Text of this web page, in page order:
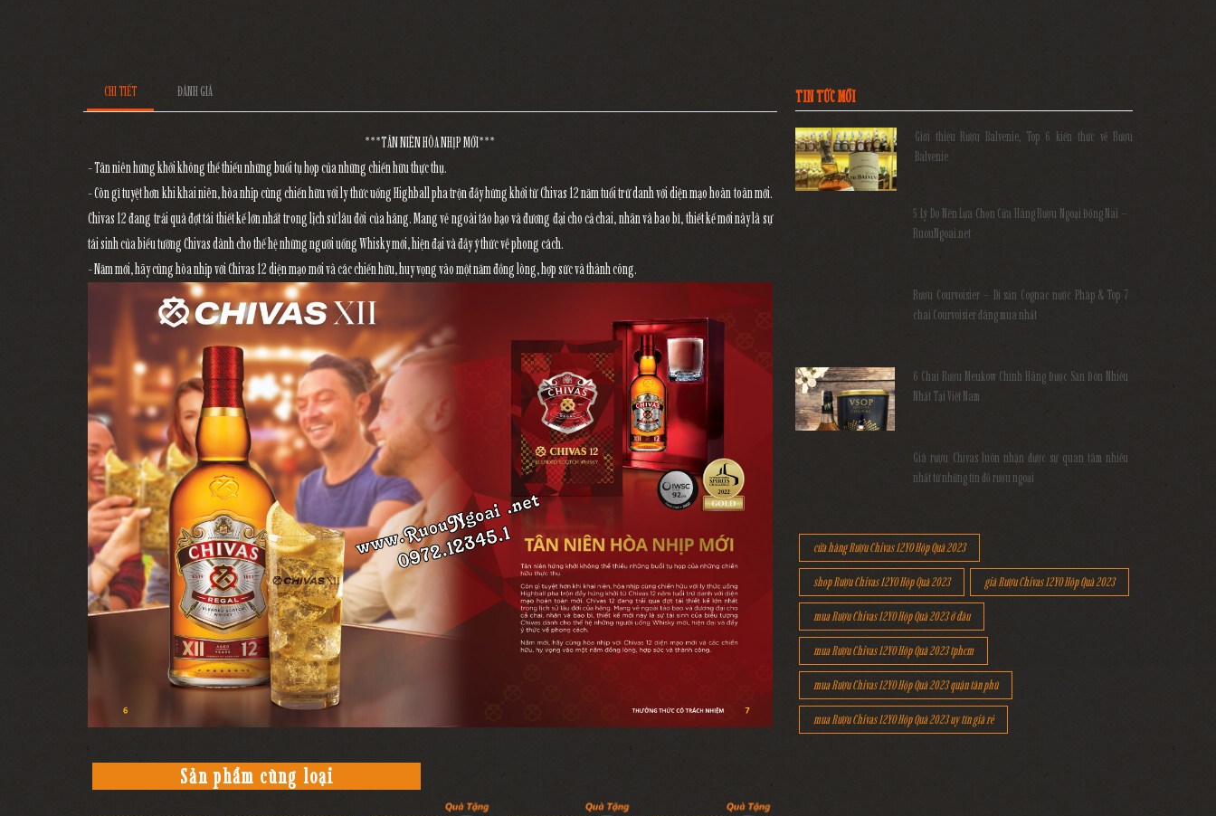
CHI TIẾT ĐÁNH GIÁ
***TÂN NIÊN HÒA NHỊP MỚI***
- Tân niên hứng khởi không thể thiếu những buổi tụ họp của những chiến hữu thực thụ.
- Còn gì tuyệt hơn khi khai niên, hòa nhịp cùng chiến hữu với ly thức uống Highball pha trộn đầy hứng khởi từ Chivas 12 năm tuổi trứ danh với diện mạo hoàn toàn mới.
Chivas 12 đang trải quà đợt tái thiết kế lớn nhất trong lịch sử lâu đời của hãng. Mang vẻ ngoài táo bạo và đương đại cho cả chai, nhãn và bao bì, thiết kế mới này là sự
tái sinh của biểu tường Chivas dành cho thế hệ những người uống Whisky mới, hiện đại và đầy ý thức về phong cách.
- Năm mới, hãy cùng hòa nhịp với Chivas 12 diện mạo mới và các chiến hữu, huy vọng vào một năm đồng lòng, hợp sức và thành công.
Sản phẩm cùng loại
TIN TỨC MỚI
Giới thiệu Rượu Balvenie, Top 6 kiến thức về Rượu
Balvenie
5 Lý Do Nên Lựa Chọn Cửa Hàng Rượu Ngoại Đồng Nai –
RuouNgoai.net
Rượu Courvoisier – Di sản Cognac nước Pháp & Top 7
chai Courvoisier đáng mua nhất
6 Chai Rượu Meukow Chính Hãng Được Săn Đón Nhiều
Nhất Tại Việt Nam
Giá rượu Chivas luôn nhận được sự quan tâm nhiều
nhất từ những tín đồ rượu ngoại
cửa hàng Rượu Chivas 12YO Hộp Quà 2023
shop Rượu Chivas 12YO Hộp Quà 2023 giá Rượu Chivas 12YO Hộp Quà 2023
mua Rượu Chivas 12YO Hộp Quà 2023 ở đâu
mua Rượu Chivas 12YO Hộp Quà 2023 tphcm
mua Rượu Chivas 12YO Hộp Quà 2023 quận tân phú
mua Rượu Chivas 12YO Hộp Quà 2023 uy tín giá rẻ